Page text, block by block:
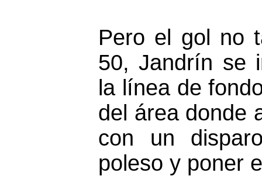
Pero el gol no
50, Jandrín se
la línea de
del área donde
con un
poleso y poner